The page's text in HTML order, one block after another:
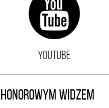
YOUTUBE
WIDZEM